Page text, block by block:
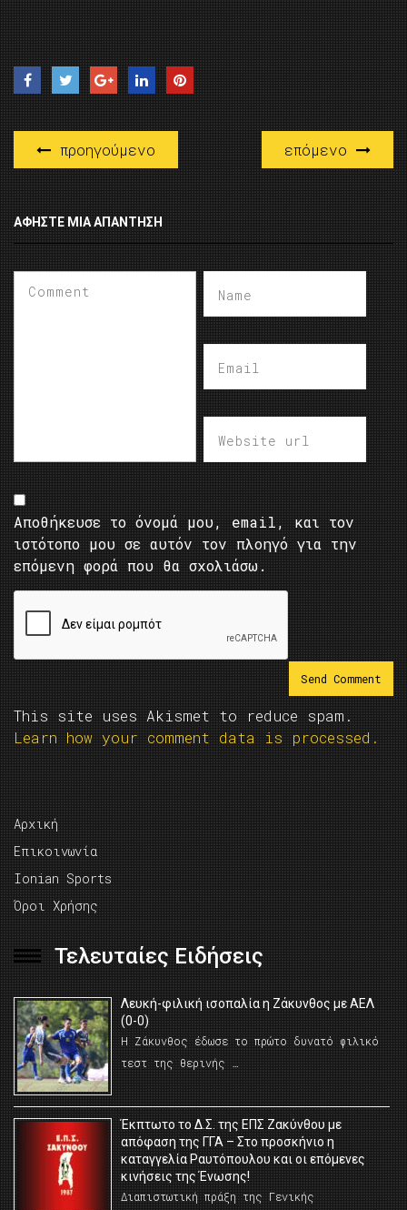
προηγούμενο επόμενο
ΑΦΉΣΤΕ ΜΙΑ ΑΠΆΝΤΗΣΗ
Αποθήκευσε το όνομά μου, email, και τον
ιστότοπο μου σε αυτόν τον πλοηγό για την
επόμενη φορά που θα σχολιάσω.
This site uses Akismet to reduce spam.
Learn how your comment data is processed.
Αρχική
Επικοινωνία
Ionian Sports
Όροι Χρήσης
Τελευταίες Ειδήσεις
Λευκή-φιλική ισοπαλία η Ζάκυνθος με ΑΕΛ
(0-0)
Η Ζάκυνθος έδωσε το πρώτο δυνατό φιλικό
τεστ της θερινής …
Έκπτωτο το Δ.Σ. της ΕΠΣ Ζακύνθου με
απόφαση της ΓΓΑ – Στο προσκήνιο η
καταγγελία Ραυτόπουλου και οι επόμενες
κινήσεις της Ένωσης!
Διαπιστωτική πράξη της Γενικής